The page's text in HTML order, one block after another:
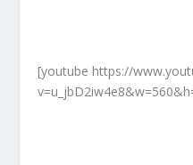
[youtube https://